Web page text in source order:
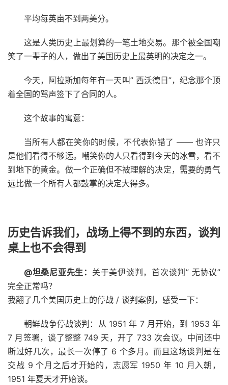
平均每英亩不到两美分。
这是人类历史上最划算的一笔土地交易。那个被全国嘲
笑了一辈子的人，做出了美国历史上最英明的决定之一。
今天，阿拉斯加每年有一天叫” 西沃德日”，纪念那个顶
着全国的骂声签下了合同的人。
这个故事的寓意：
当所有人都在笑你的时候，不代表你错了 —— 也许只
是他们看得不够远。嘲笑你的人只看得到今天的冰雪，看不
到地下的黄金。做一个正确但不被理解的决定，需要的勇气
远比做一个所有人都鼓掌的决定大得多。
历史告诉我们，战场上得不到的东西，谈判
桌上也不会得到
@坦桑尼亚先生： 关于美伊谈判，首次谈判” 无协议”
完全正常吗？
我翻了几个美国历史上的停战 / 谈判案例，感受一下：
朝鲜战争停战谈判：从 1951 年 7 月开始，到 1953 年
7 月签署，谈了整整 749 天，开了 733 次会议。中间还中
断过好几次，最长一次停了 6 个多月。而且这场谈判是在
交战 9 个月之后才开始的，志愿军 1950 年 10 月入朝，
1951 年夏天才开始谈。